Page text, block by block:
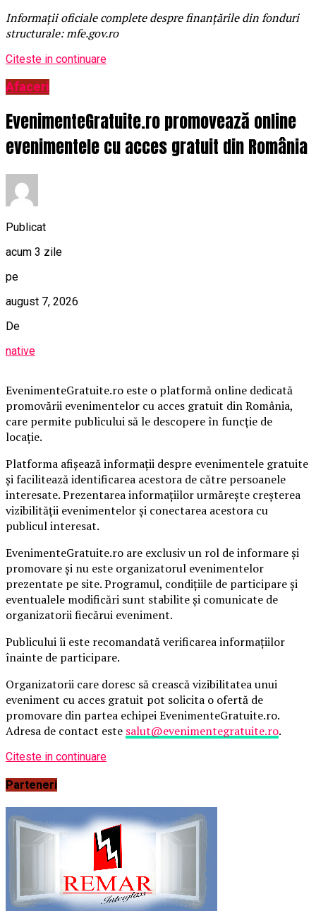
Informații oficiale complete despre finanțările din fonduri
structurale: mfe.gov.ro
Citeste in continuare
Afaceri
EvenimenteGratuite.ro promovează online
evenimentele cu acces gratuit din România
Publicat
acum 3 zile
pe
august 7, 2026
De
native
EvenimenteGratuite.ro este o platformă online dedicată
promovării evenimentelor cu acces gratuit din România,
care permite publicului să le descopere în funcție de
locație.
Platforma afișează informații despre evenimentele gratuite
și facilitează identificarea acestora de către persoanele
interesate. Prezentarea informațiilor urmărește creșterea
vizibilității evenimentelor și conectarea acestora cu
publicul interesat.
EvenimenteGratuite.ro are exclusiv un rol de informare și
promovare și nu este organizatorul evenimentelor
prezentate pe site. Programul, condițiile de participare și
eventualele modificări sunt stabilite și comunicate de
organizatorii fiecărui eveniment.
Publicului îi este recomandată verificarea informațiilor
înainte de participare.
Organizatorii care doresc să crească vizibilitatea unui
eveniment cu acces gratuit pot solicita o ofertă de
promovare din partea echipei EvenimenteGratuite.ro.
Adresa de contact este salut@evenimentegratuite.ro.
Citeste in continuare
Parteneri